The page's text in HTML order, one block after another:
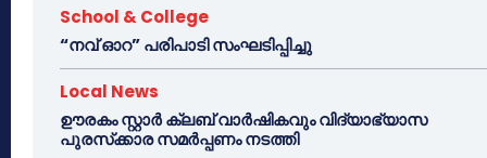
School & College
“നവ് ഓറ” പരിപാടി സംഘടിപ്പിച്ചു
Local News
ഊരകം സ്റ്റാർ ക്ലബ് വാർഷികവും വിദ്യാഭ്യാസ
പുരസ്‌ക്കാര സമർപ്പണം നടത്തി